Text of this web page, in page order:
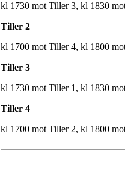
kl 1730 mot Tiller 3, kl 1830
Tiller 2
kl 1700 mot Tiller 4, kl 1800
Tiller 3
kl 1730 mot Tiller 1, kl 1830
Tiller 4
kl 1700 mot Tiller 2, kl 1800